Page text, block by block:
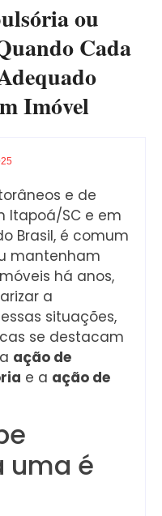
ou
Cada
Imóvel
e de
Itapoá/SC e em
Brasil, é comum
mantenham
há anos,
a
situações,
se destacam
ação de
e a ação de
uma é